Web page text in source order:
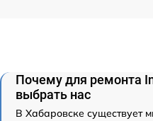
Почему для ремонта
выбрать нас
В Хабаровске существует